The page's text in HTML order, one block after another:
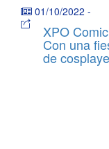
01/10/2022 -
XPO Comic
Con una
de